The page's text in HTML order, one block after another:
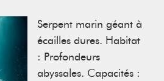
Serpent marin géant à
écailles dures. Habitat
: Profondeurs
abyssales. Capacités :